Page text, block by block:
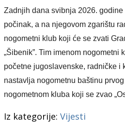
Zadnjih dana svibnja 2026.
počinak, a na njegovom zgarištu
nogometni klub koji će se zvati
„Šibenik”. Tim imenom nogometni
početne jugoslavenske, radničke i
nastavlja nogometnu baštinu
nogometnom kluba koji se zvao
Iz kategorije: Vijesti